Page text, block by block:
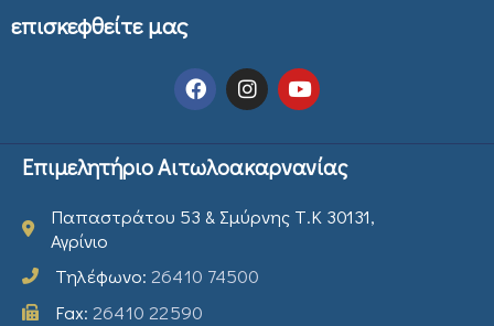
επισκεφθείτε μας
Επιμελητήριο Αιτωλοακαρνανίας
Παπαστράτου 53 & Σμύρνης Τ.Κ 30131,
Αγρίνιο
Τηλέφωνο: 26410 74500
Fax: 26410 22590